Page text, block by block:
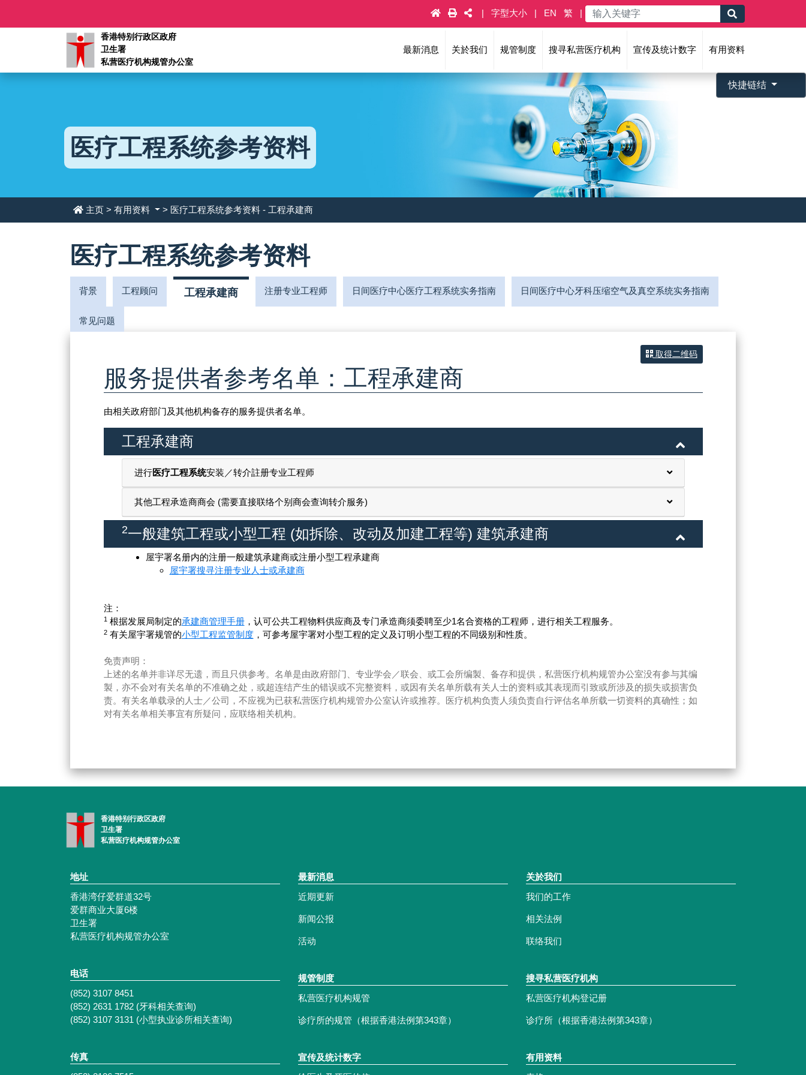
字型大小 EN 繁
香港特别行政区政府
卫生署
私营医疗机构规管办公室
最新消息 关於我们 规管制度 搜寻私营医疗机构 宣传及统计数字 有用资料
快捷链结
医疗工程系统参考资料
主页 > 有用资料 > 医疗工程系统参考资料 - 工程承建商
医疗工程系统参考资料
背景 工程顾问 工程承建商 注册专业工程师 日间医疗中心医疗工程系统实务指南 日间医疗中心牙科压缩空气及真空系统实务指南
常见问题
取得二维码
服务提供者参考名单：工程承建商
由相关政府部门及其他机构备存的服务提供者名单。
工程承建商
进行医疗工程系统安装／转介註册专业工程师
其他工程承造商商会 (需要直接联络个别商会查询转介服务)
2一般建筑工程或小型工程 (如拆除、改动及加建工程等) 建筑承建商
屋宇署名册内的注册一般建筑承建商或注册小型工程承建商
屋宇署搜寻注册专业人士或承建商
注：
1根据发展局制定的承建商管理手册，认可公共工程物料供应商及专门承造商须委聘至少1名合资格的工程师，进行相关工程服务。
2有关屋宇署规管的小型工程监管制度，可参考屋宇署对小型工程的定义及订明小型工程的不同级别和性质。
免责声明：
上述的名单并非详尽无遗，而且只供参考。名单是由政府部门、专业学会／联会、或工会所编製、备存和提供，私营医疗机构规管办公室没有参与其编
製，亦不会对有关名单的不准确之处，或超连结产生的错误或不完整资料，或因有关名单所载有关人士的资料或其表现而引致或所涉及的损失或损害负
责。有关名单载录的人士／公司，不应视为已获私营医疗机构规管办公室认许或推荐。医疗机构负责人须负责自行评估名单所载一切资料的真确性；如
对有关名单相关事宜有所疑问，应联络相关机构。
香港特别行政区政府
卫生署
私营医疗机构规管办公室
地址
香港湾仔爱群道32号
爱群商业大厦6楼
卫生署
私营医疗机构规管办公室
电话
(852) 3107 8451
(852) 2631 1782 (牙科相关查询)
(852) 3107 3131 (小型执业诊所相关查询)
传真
最新消息
近期更新
新闻公报
活动
关於我们
我们的工作
相关法例
联络我们
规管制度
私营医疗机构规管
诊疗所的规管（根据香港法例第343章）
搜寻私营医疗机构
私营医疗机构登记册
诊疗所（根据香港法例第343章）
宣传及统计数字
有用资料